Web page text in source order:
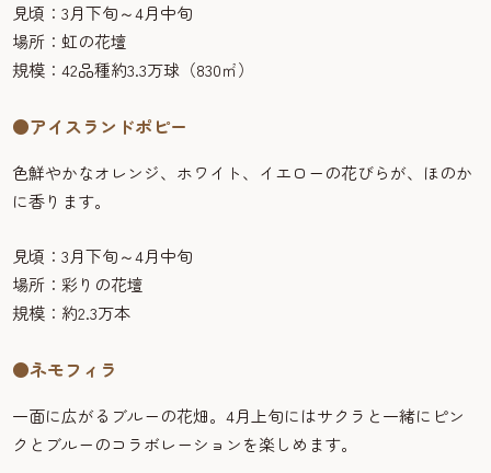
見頃：3月下旬～4月中旬
場所：虹の花壇
規模：42品種約3.3万球（830㎡）
●アイスランドポピー
色鮮やかなオレンジ、ホワイト、イエローの花びらが、ほのか
に香ります。
見頃：3月下旬～4月中旬
場所：彩りの花壇
規模：約2.3万本
●ネモフィラ
一面に広がるブルーの花畑。4月上旬にはサクラと一緒にピン
クとブルーのコラボレーションを楽しめます。